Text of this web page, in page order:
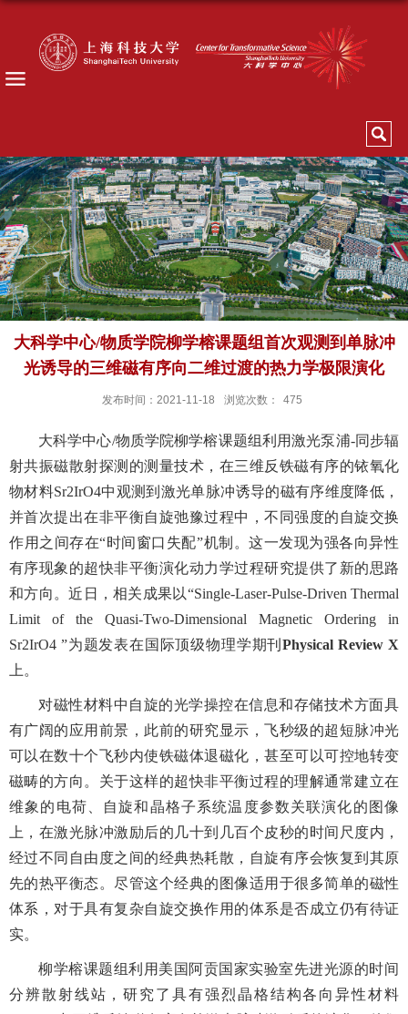
大科学中心/物质学院柳学榕课题组首次观测到单脉冲
光诱导的三维磁有序向二维过渡的热力学极限演化
发布时间：2021-11-18 浏览次数： 475
大科学中心/物质学院柳学榕课题组利用激光泵浦-同步辐
射共振磁散射探测的测量技术，在三维反铁磁有序的铱氧化
物材料Sr2IrO4中观测到激光单脉冲诱导的磁有序维度降低，
并首次提出在非平衡自旋弛豫过程中，不同强度的自旋交换
作用之间存在“时间窗口失配”机制 。这一发现为强各向异性
有序现象的超快非平衡演化动力学过程研究提供了新的思路
和方向。近日，相关成果以“Single-Laser-Pulse-Driven Thermal
Limit of the Quasi-Two-Dimensional Magnetic Ordering in
Sr2IrO4 ”为题发表在国际顶级物理学期刊Physical Review X
上。
对磁性材料中自旋的光学操控在信息和存储技术方面具
有广阔的应用前景，此前的研究显示，飞秒级的超短脉冲光
可以在数十个飞秒内使铁磁体退磁化，甚至可以可控地转变
磁畴的方向。关于这样的超快非平衡过程的理解通常建立在
维象的电荷、自旋和晶格子系统温度参数关联演化的图像
上，在激光脉冲激励后的几十到几百个皮秒的时间尺度内，
经过不同自由度之间的经典热耗散，自旋有序会恢复到其原
先的热平衡态。尽管这个经典的图像适用于很多简单的磁性
体系，对于具有复杂自旋交换作用的体系是否成立仍有待证
实。
柳学榕课题组利用美国阿贡国家实验室先进光源的时间
分辨散射线站，研究了具有强烈晶格结构各向异性材料